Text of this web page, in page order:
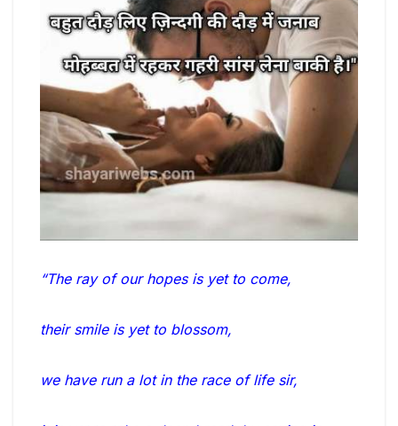
“The ray of our hopes is yet to come,
their smile is yet to blossom,
we have run a lot in the race of life sir,